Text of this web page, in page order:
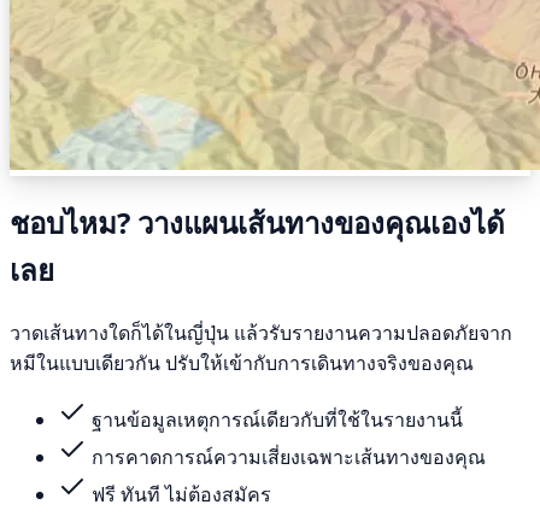
ชอบไหม? วางแผนเส้นทางของคุณเองได้
เลย
วาดเส้นทางใดก็ได้ในญี่ปุ่น แล้วรับรายงานความปลอดภัยจาก
หมีในแบบเดียวกัน ปรับให้เข้ากับการเดินทางจริงของคุณ
ฐานข้อมูลเหตุการณ์เดียวกับที่ใช้ในรายงานนี้
การคาดการณ์ความเสี่ยงเฉพาะเส้นทางของคุณ
ฟรี ทันที ไม่ต้องสมัคร